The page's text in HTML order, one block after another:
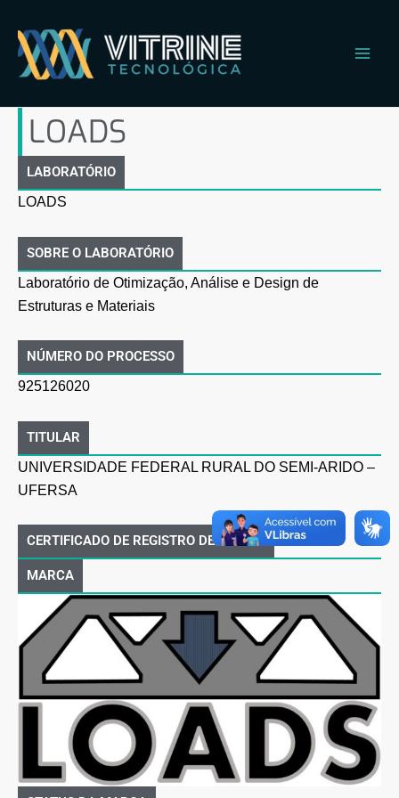
para
conteúdo
LOADS
LABORATÓRIO
LOADS
SOBRE O LABORATÓRIO
Laboratório de Otimização, Análise e Design de
Estruturas e Materiais
NÚMERO DO PROCESSO
925126020
TITULAR
UNIVERSIDADE FEDERAL RURAL DO SEMI-ARIDO –
UFERSA
CERTIFICADO DE REGISTRO DE MARCA
MARCA